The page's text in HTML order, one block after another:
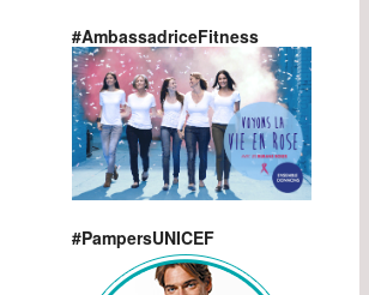
#AmbassadriceFitness
#PampersUNICEF